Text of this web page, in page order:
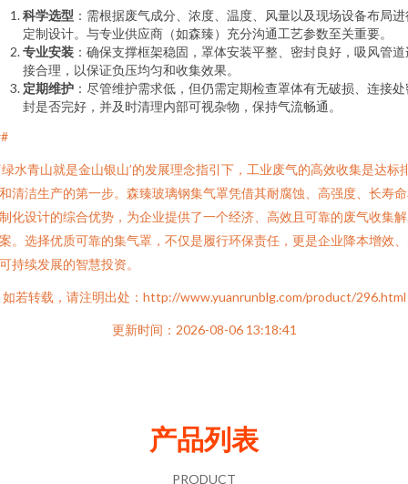
科学选型 ：需根据废气成分、浓度、温度、风量以及现场设备布局进
定制设计。与专业供应商（如森臻）充分沟通工艺参数至关重要。
专业安装 ：确保支撑框架稳固，罩体安装平整、密封良好，吸风管道
接合理，以保证负压均匀和收集效果。
定期维护 ：尽管维护需求低，但仍需定期检查罩体有无破损、连接处
封是否完好，并及时清理内部可视杂物，保持气流畅通。
绿水青山就是金山银山’的发展理念指引下，工业废气的高效收集是达标
清洁生产的第一步。森臻玻璃钢集气罩凭借其耐腐蚀、高强度、长寿
化设计的综合优势，为企业提供了一个经济、高效且可靠的废气收集
。选择优质可靠的集气罩，不仅是履行环保责任，更是企业降本增效
持续发展的智慧投资。
如若转载，请注明出处：http://www.yuanrunblg.com/product/296.html
更新时间：2026-08-06 13:18:41
产品列表
PRODUCT